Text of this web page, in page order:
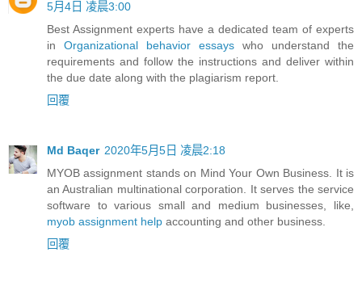
5月4日 凌晨3:00
Best Assignment experts have a dedicated team of experts
in Organizational behavior essays who understand the
requirements and follow the instructions and deliver within
the due date along with the plagiarism report.
回覆
Md Baqer 2020年5月5日 凌晨2:18
MYOB assignment stands on Mind Your Own Business. It is
an Australian multinational corporation. It serves the service
software to various small and medium businesses, like,
myob assignment help accounting and other business.
回覆